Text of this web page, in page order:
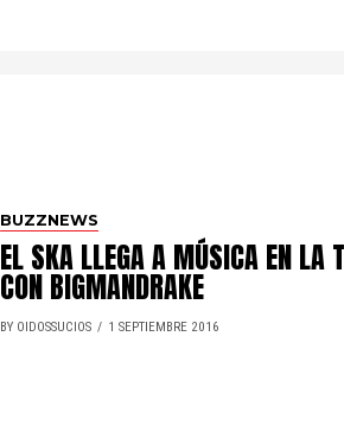
BUZZNEWS
EL SKA LLEGA A MÚSICA EN LA
CON BIGMANDRAKE
BY OIDOSSUCIOS 1 SEPTIEMBRE 2016